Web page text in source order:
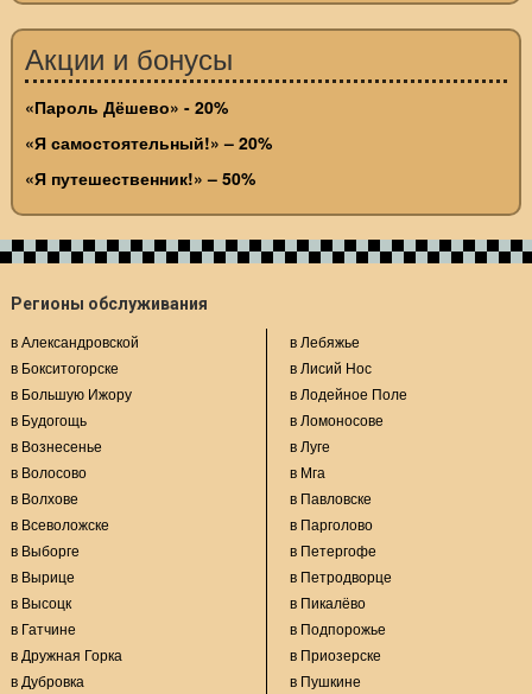
Акции и бонусы
«Пароль Дёшево» - 20%
«Я самостоятельный!» – 20%
«Я путешественник!» – 50%
Регионы обслуживания
в Александровской
в Бокситогорске
в Большую Ижору
в Будогощь
в Вознесенье
в Волосово
в Волхове
в Всеволожске
в Выборге
в Вырице
в Высоцк
в Гатчине
в Дружная Горка
в Дубровка
в Лебяжье
в Лисий Нос
в Лодейное Поле
в Ломоносове
в Луге
в Мга
в Павловске
в Парголово
в Петергофе
в Петродворце
в Пикалёво
в Подпорожье
в Приозерске
в Пушкине